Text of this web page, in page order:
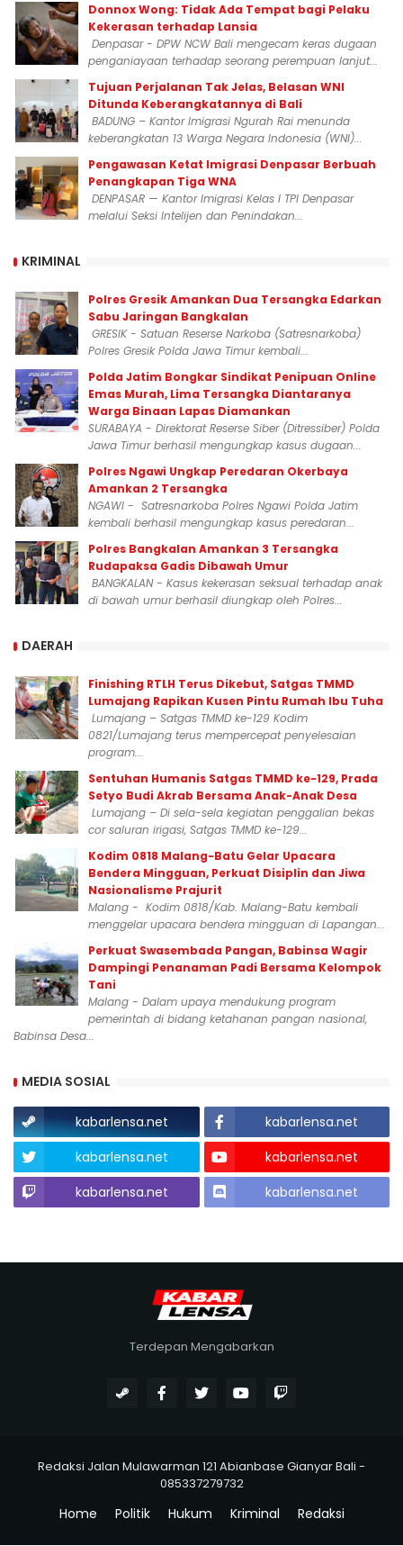
Donnox Wong: Tidak Ada Tempat bagi Pelaku
Kekerasan terhadap Lansia
Denpasar - DPW NCW Bali mengecam keras dugaan
penganiayaan terhadap seorang perempuan lanjut...
Tujuan Perjalanan Tak Jelas, Belasan WNI
Ditunda Keberangkatannya di Bali
BADUNG – Kantor Imigrasi Ngurah Rai menunda
keberangkatan 13 Warga Negara Indonesia (WNI)...
Pengawasan Ketat Imigrasi Denpasar Berbuah
Penangkapan Tiga WNA
DENPASAR — Kantor Imigrasi Kelas I TPI Denpasar
melalui Seksi Intelijen dan Penindakan...
KRIMINAL
Polres Gresik Amankan Dua Tersangka Edarkan
Sabu Jaringan Bangkalan
GRESIK - Satuan Reserse Narkoba (Satresnarkoba)
Polres Gresik Polda Jawa Timur kembali...
Polda Jatim Bongkar Sindikat Penipuan Online
Emas Murah, Lima Tersangka Diantaranya
Warga Binaan Lapas Diamankan
SURABAYA - Direktorat Reserse Siber (Ditressiber) Polda
Jawa Timur berhasil mengungkap kasus dugaan...
Polres Ngawi Ungkap Peredaran Okerbaya
Amankan 2 Tersangka
NGAWI - Satresnarkoba Polres Ngawi Polda Jatim
kembali berhasil mengungkap kasus peredaran...
Polres Bangkalan Amankan 3 Tersangka
Rudapaksa Gadis Dibawah Umur
BANGKALAN - Kasus kekerasan seksual terhadap anak
di bawah umur berhasil diungkap oleh Polres...
DAERAH
Finishing RTLH Terus Dikebut, Satgas TMMD
Lumajang Rapikan Kusen Pintu Rumah Ibu Tuha
Lumajang – Satgas TMMD ke-129 Kodim
0821/Lumajang terus mempercepat penyelesaian
program...
Sentuhan Humanis Satgas TMMD ke-129, Prada
Setyo Budi Akrab Bersama Anak-Anak Desa
Lumajang – Di sela-sela kegiatan penggalian bekas
cor saluran irigasi, Satgas TMMD ke-129...
Kodim 0818 Malang-Batu Gelar Upacara
Bendera Mingguan, Perkuat Disiplin dan Jiwa
Nasionalisme Prajurit
Malang - Kodim 0818/Kab. Malang-Batu kembali
menggelar upacara bendera mingguan di Lapangan...
Perkuat Swasembada Pangan, Babinsa Wagir
Dampingi Penanaman Padi Bersama Kelompok
Tani
Malang - Dalam upaya mendukung program
pemerintah di bidang ketahanan pangan nasional,
Babinsa Desa...
MEDIA SOSIAL
kabarlensa.net
kabarlensa.net
kabarlensa.net
kabarlensa.net
kabarlensa.net
kabarlensa.net
Terdepan Mengabarkan
Redaksi Jalan Mulawarman 121 Abianbase Gianyar Bali -
085337279732
Home Politik Hukum Kriminal Redaksi